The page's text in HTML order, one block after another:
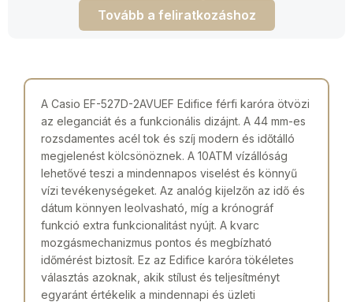
Tovább a feliratkozáshoz
A Casio EF-527D-2AVUEF Edifice férfi karóra ötvözi
az eleganciát és a funkcionális dizájnt. A 44 mm-es
rozsdamentes acél tok és szíj modern és időtálló
megjelenést kölcsönöznek. A 10ATM vízállóság
lehetővé teszi a mindennapos viselést és könnyű
vízi tevékenységeket. Az analóg kijelzőn az idő és
dátum könnyen leolvasható, míg a krónográf
funkció extra funkcionalitást nyújt. A kvarc
mozgásmechanizmus pontos és megbízható
időmérést biztosít. Ez az Edifice karóra tökéletes
választás azoknak, akik stílust és teljesítményt
egyaránt értékelik a mindennapi és üzleti